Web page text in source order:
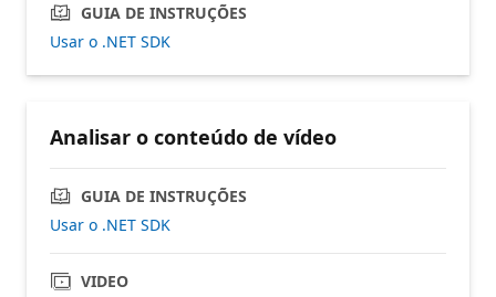
GUIA DE INSTRUÇÕES
Usar o .NET SDK
Analisar o conteúdo de vídeo
GUIA DE INSTRUÇÕES
Usar o .NET SDK
VIDEO